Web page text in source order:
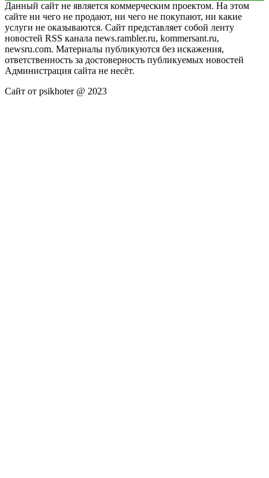
Данный сайт не является коммерческим проектом. На этом
сайте ни чего не продают, ни чего не покупают, ни какие
услуги не оказываются. Сайт представляет собой ленту
новостей RSS канала news.rambler.ru, kommersant.ru,
newsru.com. Материалы публикуются без искажения,
ответственность за достоверность публикуемых новостей
Администрация сайта не несёт.
Сайт от psikhoter @ 2023